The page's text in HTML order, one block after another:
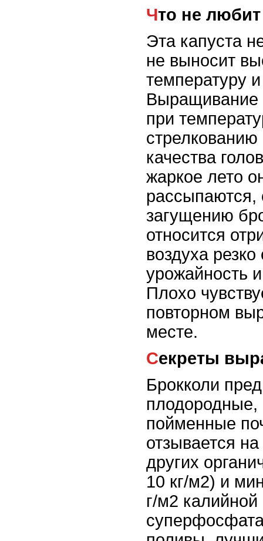
Что не
Эта капуста
не выносит
температуру
Выращивание
при
качества
жаркое лето
рассыпаются,
загущению
относится
воздуха
урожайность
Плохо
повторном
месте.
Секреты
Брокколи
плодородные,
пойменные
отзывается
других
10 кг/м2) и
г/м2 калийной